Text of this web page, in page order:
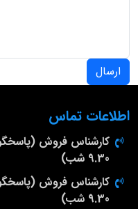
ارسال
اطلاعات تماس
9.30 شب)
9.30 شب)